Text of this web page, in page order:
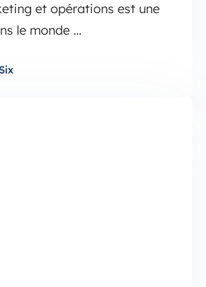
et opérations est une
le monde ...